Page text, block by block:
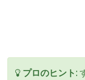
プロのヒント: